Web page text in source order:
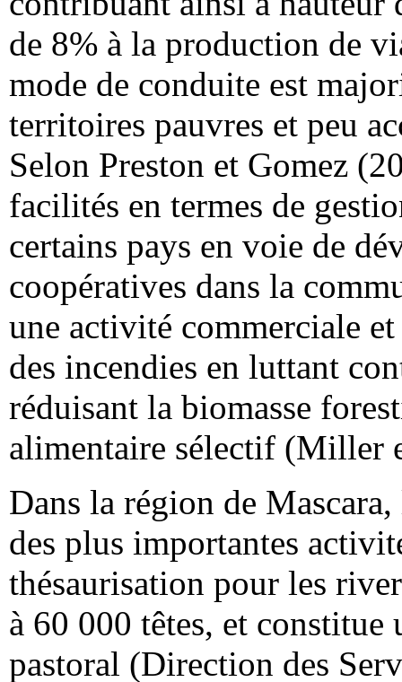
de 8% à la production de
mode de conduite est
territoires pauvres et peu
Selon Preston et Gomez
facilités en termes de
certains pays en voie de
coopératives dans la
une activité commerciale
des incendies en luttant
réduisant la biomasse
alimentaire sélectif (Miller
Dans la région de
des plus importantes
thésaurisation pour les
à 60 000 têtes, et
pastoral (Direction des